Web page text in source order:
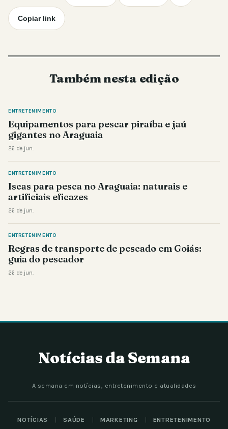
Copiar link
Também nesta edição
ENTRETENIMENTO
Equipamentos para pescar piraíba e jaú
gigantes no Araguaia
26 de jun.
ENTRETENIMENTO
Iscas para pesca no Araguaia: naturais e
artificiais eficazes
26 de jun.
ENTRETENIMENTO
Regras de transporte de pescado em Goiás:
guia do pescador
26 de jun.
Notícias da Semana
A semana em notícias, entretenimento e atualidades
NOTÍCIAS SAÚDE MARKETING ENTRETENIMENTO